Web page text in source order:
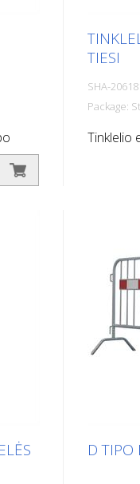
TIESI
SHA-
Package:
Tinklelio
D TIPO